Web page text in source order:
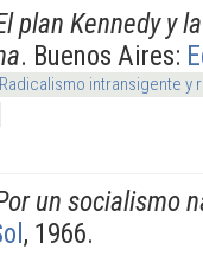
plan Kennedy y
. Buenos Aires:
Radicalismo intransigente y
un socialismo
, 1966.